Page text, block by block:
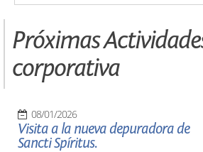
Próximas
corporativa
08/01/2026
Visita a la nueva depuradora de
Sancti Spíritus.